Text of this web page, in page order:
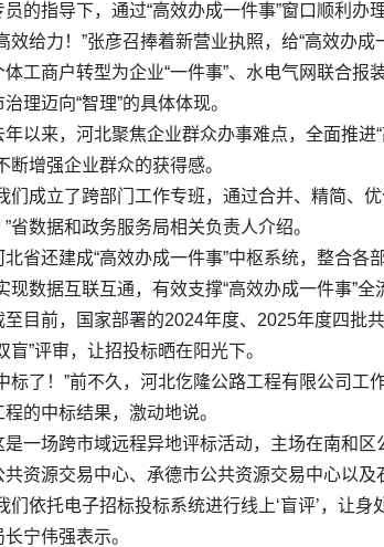
员的指导下，通过“高效办成一件事”窗口顺利办
效给力！”张彦召捧着新营业执照，给“高效办成
体工商户转型为企业“一件事”、水电气网联合报
理迈向“智理”的具体体现。
年以来，河北聚焦企业群众办事难点，全面推进
断增强企业群众的获得感。
们成立了跨部门工作专班，通过合并、精简、
”省数据和政务服务局相关负责人介绍。
北省还建成“高效办成一件事”中枢系统，整合
现数据互联互通，有效支撑“高效办成一件事”全
至目前，国家部署的2024年度、2025年度四批
盲”评审，让招投标晒在阳光下。
标了！”前不久，河北仡隆公路工程有限公司
程的中标结果，激动地说。
是一场跨市域远程异地评标活动，主场在南和
共资源交易中心、承德市公共资源交易中心以及
们依托电子招标投标系统进行线上‘盲评’，让
宁伟强表示。